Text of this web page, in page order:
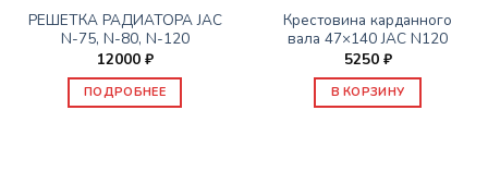
РЕШЕТКА РАДИАТОРА JAC
N-75, N-80, N-120
12000 ₽
ПОДРОБНЕЕ
Крестовина карданного
вала 47×140 JAC N120
5250 ₽
В КОРЗИНУ